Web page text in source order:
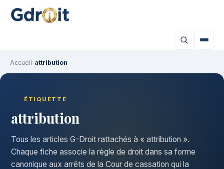
Accueil›attribution
ÉTIQUETTE
attribution
Tous les articles G-Droit rattachés à « attribution ».
Chaque fiche associe la règle de droit dans sa forme
canonique aux arrêts de la Cour de cassation qui la